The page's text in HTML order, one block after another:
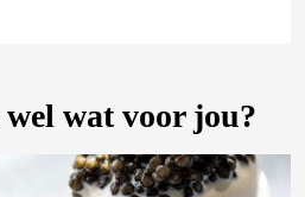
wat voor jou?